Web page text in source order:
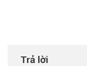
Trả lời